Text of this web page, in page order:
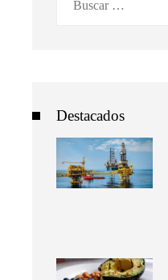
Destacados